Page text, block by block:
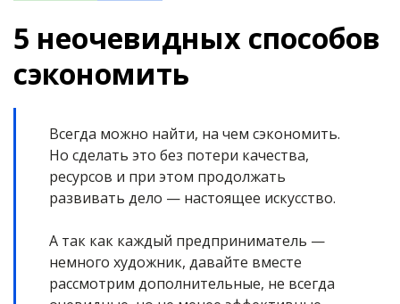
5 неочевидных способов
сэкономить
Всегда можно найти, на чем сэкономить.
Но сделать это без потери качества,
ресурсов и при этом продолжать
развивать дело — настоящее искусство.
А так как каждый предприниматель —
немного художник, давайте вместе
рассмотрим дополнительные, не всегда